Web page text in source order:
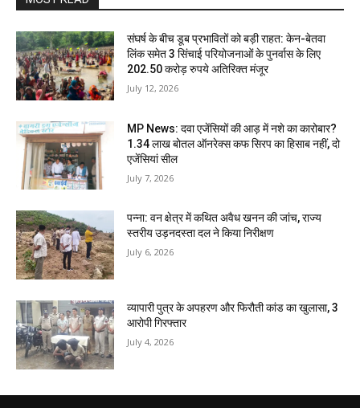
संघर्ष के बीच डूब प्रभावितों को बड़ी राहत: केन-बेतवा
लिंक समेत 3 सिंचाई परियोजनाओं के पुनर्वास के लिए
202.50 करोड़ रुपये अतिरिक्त मंजूर
July 12, 2026
MP News: दवा एजेंसियों की आड़ में नशे का कारोबार?
1.34 लाख बोतल ऑनरेक्स कफ सिरप का हिसाब नहीं, दो
एजेंसियां सील
July 7, 2026
पन्ना: वन क्षेत्र में कथित अवैध खनन की जांच, राज्य
स्तरीय उड़नदस्ता दल ने किया निरीक्षण
July 6, 2026
व्यापारी पुत्र के अपहरण और फिरौती कांड का खुलासा, 3
आरोपी गिरफ्तार
July 4, 2026